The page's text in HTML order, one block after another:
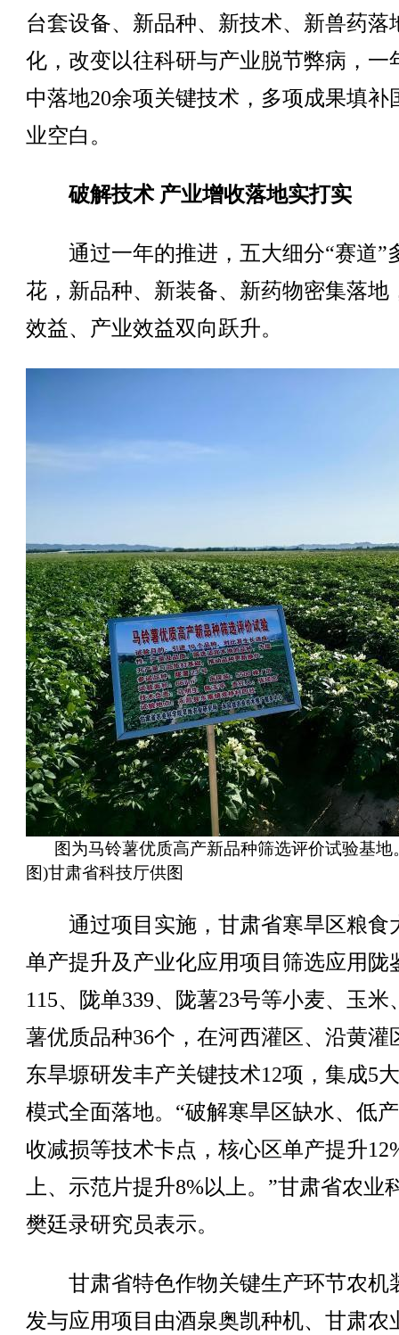
台套设备、新品种、新技术、新兽药落
化，改变以往科研与产业脱节弊病，一
中落地20余项关键技术，多项成果填补
业空白。
破解技术 产业增收落地实打实
通过一年的推进，五大细分“赛道”
花，新品种、新装备、新药物密集落地
效益、产业效益双向跃升。
图为马铃薯优质高产新品种筛选评价试验基地
图)甘肃省科技厅供图
通过项目实施，甘肃省寒旱区粮食
单产提升及产业化应用项目筛选应用陇
115、陇单339、陇薯23号等小麦、玉米
薯优质品种36个，在河西灌区、沿黄灌
东旱塬研发丰产关键技术12项，集成5
模式全面落地。“破解寒旱区缺水、低
收减损等技术卡点，核心区单产提升
上、示范片提升8%以上。”甘肃省农业
樊廷录研究员表示。
甘肃省特色作物关键生产环节农机
发与应用项目由酒泉奥凯种机、甘肃农